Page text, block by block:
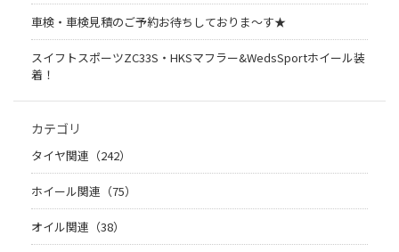
車検・車検見積のご予約お待ちしておりま～す★
スイフトスポーツZC33S・HKSマフラー&WedsSportホイール装
着！
カテゴリ
タイヤ関連（242）
ホイール関連（75）
オイル関連（38）